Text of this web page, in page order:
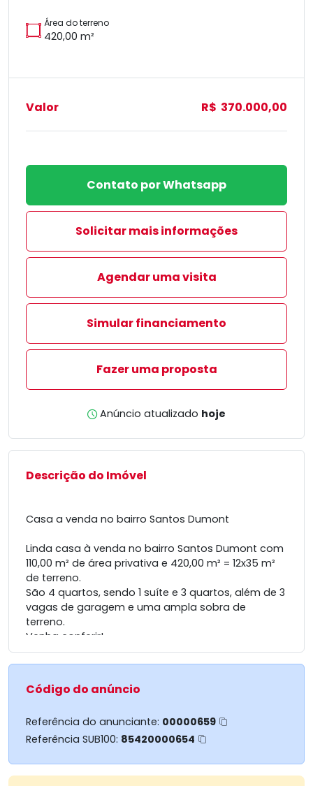
Área do terreno
420,00 m²
Valor R$ 370.000,00
Contato por Whatsapp
Solicitar mais informações
Agendar uma visita
Simular financiamento
Fazer uma proposta
Anúncio atualizado hoje
Descrição do Imóvel
Casa a venda no bairro Santos Dumont
Linda casa à venda no bairro Santos Dumont com
110,00 m² de área privativa e 420,00 m² = 12x35 m²
de terreno.
São 4 quartos, sendo 1 suíte e 3 quartos, além de 3
vagas de garagem e uma ampla sobra de
terreno.
Venha conferir!
Código do anúncio
Referência do anunciante: 00000659
Referência SUB100: 85420000654